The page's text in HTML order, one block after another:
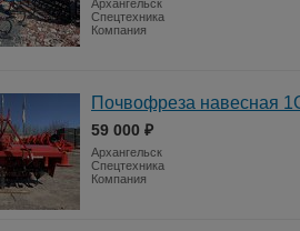
Архангельск
Спецтехника
Компания
Почвофреза навесная
59 000 ₽
Архангельск
Спецтехника
Компания